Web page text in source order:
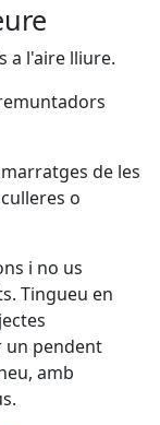
a l'aire lliure.
de les
o
i no us
Tingueu en
un pendent
amb